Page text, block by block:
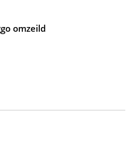
omzeild